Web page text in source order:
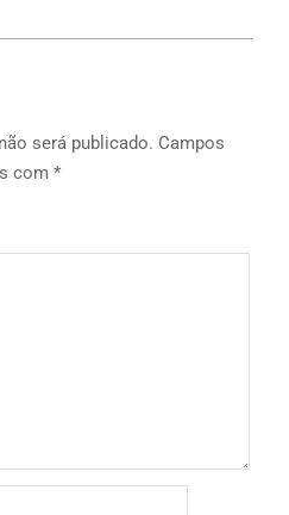
será publicado. Campos
com *